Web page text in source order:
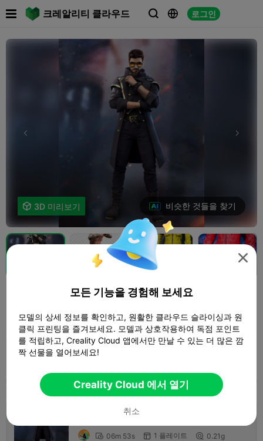
크레알리티 클라우드   로그인
 
 3D 미리보기 비슷한 것들을 찾기

Saksham Bisht
인쇄 설정 (1)  추가하다
모두 K2 Plus K2 Pro K2
0.2mm layer, 2 walls, 15% infill
 06m 53s  1 플레이트  0.21g

모든 기능을 경험해 보세요
모델의 상세 정보를 확인하고, 원활한 클라우드 슬라이싱과 원
클릭 프린팅을 즐겨보세요. 모델과 상호작용하여 독점 포인트
를 적립하고, Creality Cloud 앱에서만 만날 수 있는 더 많은 깜
짝 선물을 열어보세요!
Creality Cloud 에서 열기
취소